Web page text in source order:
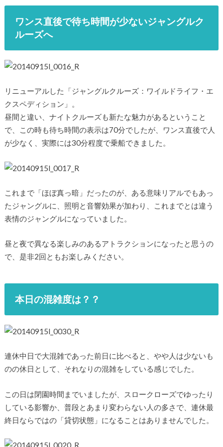
ワンス直後で待ち時間が少ないジャングルク
ルーズへ
リニューアルした「ジャングルクルーズ：ワイルドライフ・エ
クスペディション」。
昼間と違い、ナイトクルーズも新たな魅力があるということ
で、この時も待ち時間の表示は70分でしたが、ワンス直後で人
が少なく、実際には30分程度で乗船できました。
これまで「ほぼ真っ暗」だったのが、ある意味リアルでもあっ
たジャングルに、照明と音響効果が加わり、これまでとは違う
表情のジャングルになっていました。
昼と夜で異なる楽しみのあるアトラクションになったと思うの
で、是非2回ともお楽しみください。
本日の混雑度は？？
連休中日で大混雑であった前日に比べると、やや人は少ないも
のの休日として、それなりの混雑をしている感じでした。
この日は閉園時間までいましたが、スロークローズでゆったり
している影響か、普段とあまり変わらない人の多さで、連休最
終日ならではの「貸切状態」になることはありませんでした。